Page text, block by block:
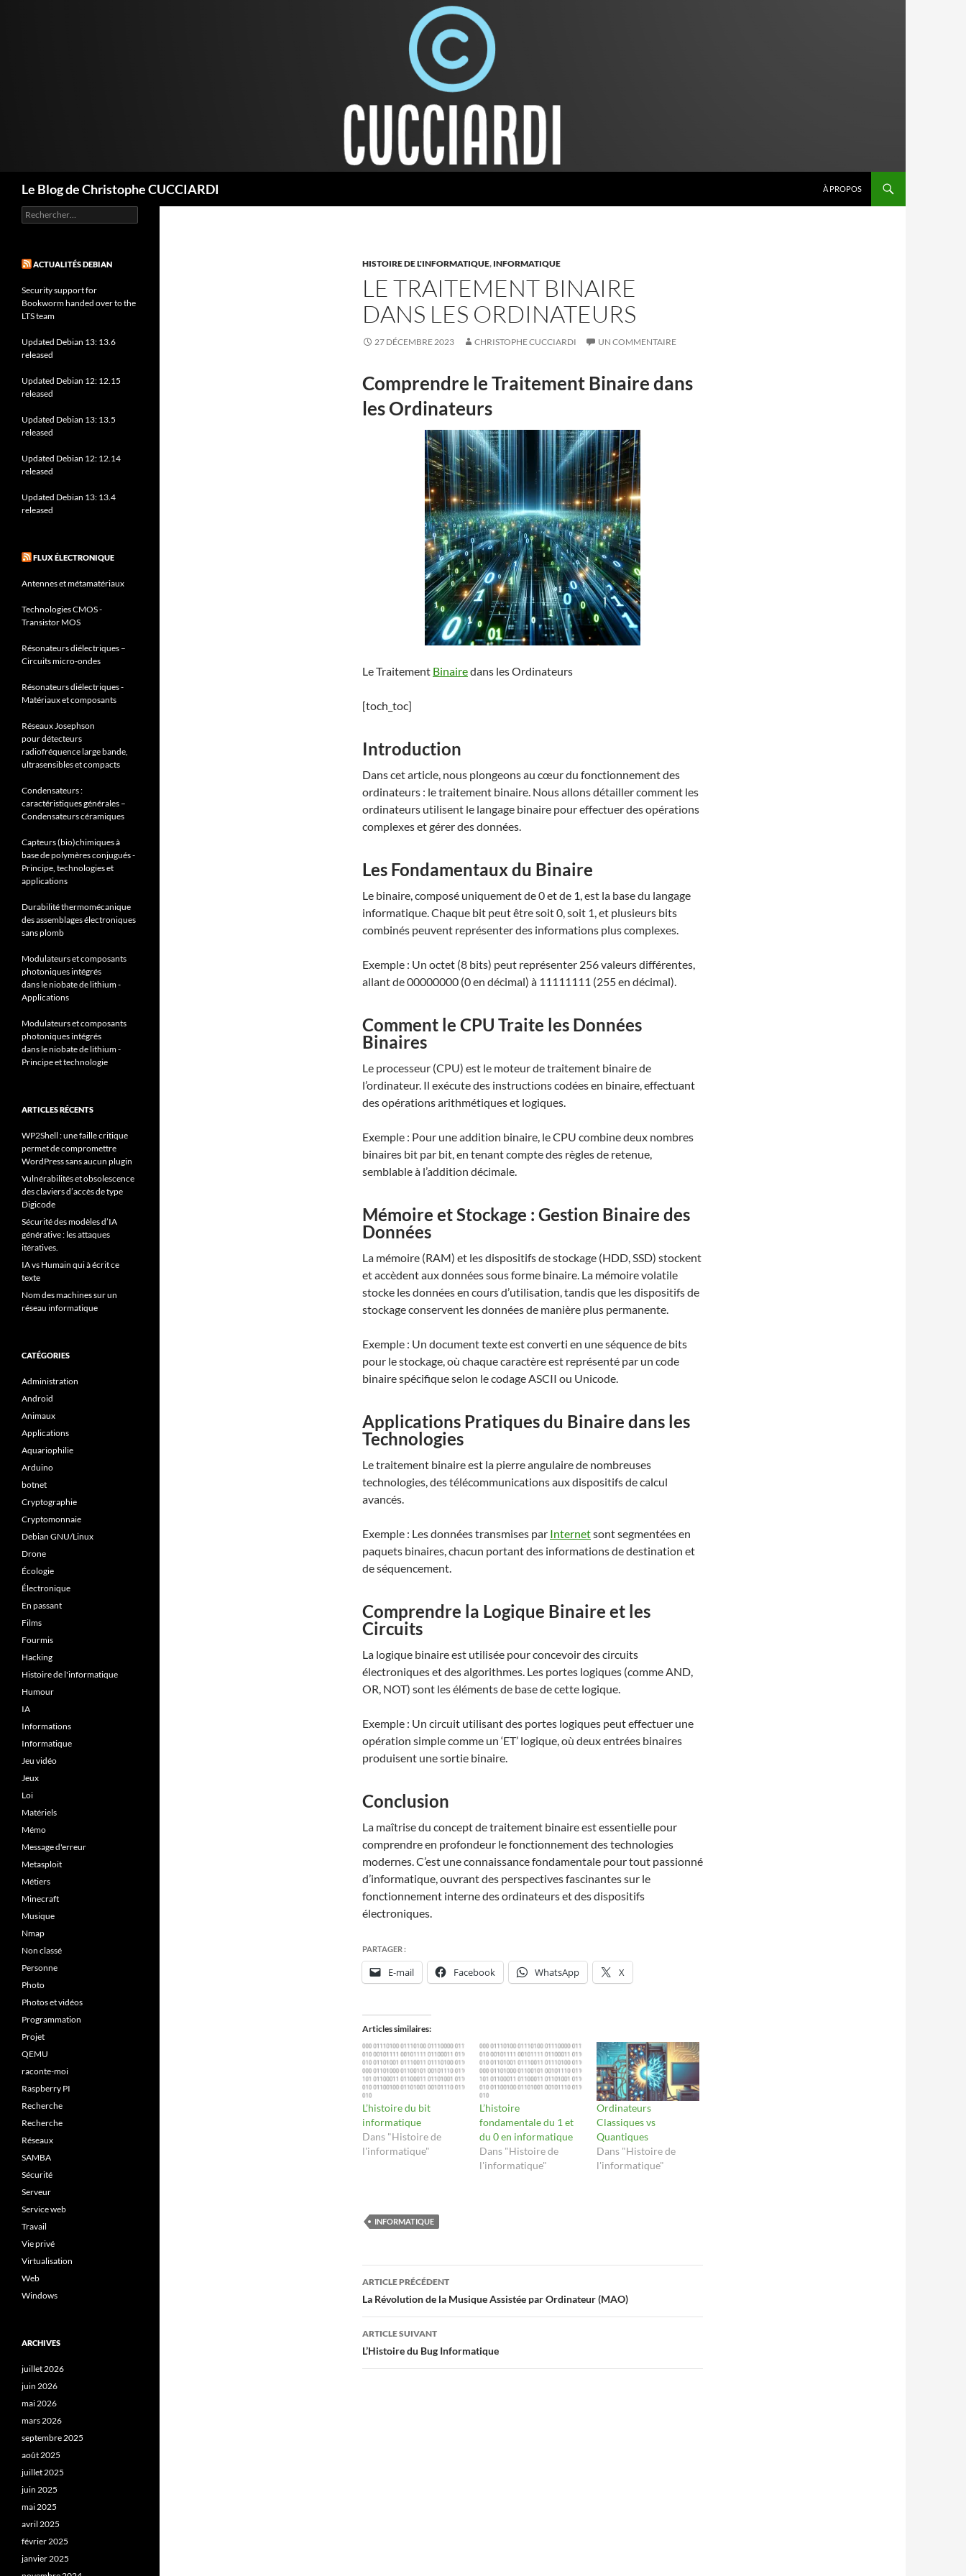
Le Blog de Christophe CUCCIARDI À PROPOS
HISTOIRE DE L'INFORMATIQUE, INFORMATIQUE
LE TRAITEMENT BINAIRE
DANS LES ORDINATEURS
27 DÉCEMBRE 2023 CHRISTOPHE CUCCIARDI UN COMMENTAIRE
Comprendre le Traitement Binaire dans
les Ordinateurs
Le Traitement Binairedans les Ordinateurs
[toch_toc]
Introduction
Dans cet article, nous plongeons au cœur du fonctionnement des
ordinateurs : le traitement binaire. Nous allons détailler comment les
ordinateurs utilisent le langage binaire pour effectuer des opérations
complexes et gérer des données.
Les Fondamentaux du Binaire
Le binaire, composé uniquement de 0 et de 1, est la base du langage
informatique. Chaque bit peut être soit 0, soit 1, et plusieurs bits
combinés peuvent représenter des informations plus complexes.
Exemple : Un octet (8 bits) peut représenter 256 valeurs différentes,
allant de 00000000 (0 en décimal) à 11111111 (255 en décimal).
Comment le CPU Traite les Données
Binaires
Le processeur (CPU) est le moteur de traitement binaire de
l’ordinateur. Il exécute des instructions codées en binaire, effectuant
des opérations arithmétiques et logiques.
Exemple : Pour une addition binaire, le CPU combine deux nombres
binaires bit par bit, en tenant compte des règles de retenue,
semblable à l’addition décimale.
Mémoire et Stockage : Gestion Binaire des
Données
La mémoire (RAM) et les dispositifs de stockage (HDD, SSD) stockent
et accèdent aux données sous forme binaire. La mémoire volatile
stocke les données en cours d’utilisation, tandis que les dispositifs de
stockage conservent les données de manière plus permanente.
Exemple : Un document texte est converti en une séquence de bits
pour le stockage, où chaque caractère est représenté par un code
binaire spécifique selon le codage ASCII ou Unicode.
Applications Pratiques du Binaire dans les
Technologies
Le traitement binaire est la pierre angulaire de nombreuses
technologies, des télécommunications aux dispositifs de calcul
avancés.
Exemple : Les données transmises par Internetsont segmentées en
paquets binaires, chacun portant des informations de destination et
de séquencement.
Comprendre la Logique Binaire et les
Circuits
La logique binaire est utilisée pour concevoir des circuits
électroniques et des algorithmes. Les portes logiques (comme AND,
OR, NOT) sont les éléments de base de cette logique.
Exemple : Un circuit utilisant des portes logiques peut effectuer une
opération simple comme un ‘ET’ logique, où deux entrées binaires
produisent une sortie binaire.
Conclusion
La maîtrise du concept de traitement binaire est essentielle pour
comprendre en profondeur le fonctionnement des technologies
modernes. C’est une connaissance fondamentale pour tout passionné
d’informatique, ouvrant des perspectives fascinantes sur le
fonctionnement interne des ordinateurs et des dispositifs
électroniques.
PARTAGER :
E-mail Facebook WhatsApp X
Articles similaires
L’histoire du bit
informatique
Dans "Histoire de
l'informatique"
L’histoire
fondamentale du 1 et
du 0 en informatique
Dans "Histoire de
l'informatique"
Ordinateurs
Classiques vs
Quantiques
Dans "Histoire de
l'informatique"
INFORMATIQUE
Navigation
des
articles
ARTICLE PRÉCÉDENT
La Révolution de la Musique Assistée par Ordinateur (MAO)
ARTICLE SUIVANT
L’Histoire du Bug Informatique
Rechercher :
ACTUALITÉS DEBIAN
Security support for
Bookworm handed over to the
LTS team
Updated Debian 13: 13.6
released
Updated Debian 12: 12.15
released
Updated Debian 13: 13.5
released
Updated Debian 12: 12.14
released
Updated Debian 13: 13.4
released
FLUX ÉLECTRONIQUE
Antennes et métamatériaux
Technologies CMOS -
Transistor MOS
Résonateurs diélectriques –
Circuits micro-ondes
Résonateurs diélectriques -
Matériaux et composants
Réseaux Josephson
pour détecteurs
radiofréquence large bande,
ultrasensibles et compacts
Condensateurs :
caractéristiques générales –
Condensateurs céramiques
Capteurs (bio)chimiques à
base de polymères conjugués -
Principe, technologies et
applications
Durabilité thermomécanique
des assemblages électroniques
sans plomb
Modulateurs et composants
photoniques intégrés
dans le niobate de lithium -
Applications
Modulateurs et composants
photoniques intégrés
dans le niobate de lithium -
Principe et technologie
ARTICLES RÉCENTS
WP2Shell : une faille critique
permet de compromettre
WordPress sans aucun plugin
Vulnérabilités et obsolescence
des claviers d’accès de type
Digicode
Sécurité des modèles d’IA
générative : les attaques
itératives.
IA vs Humain qui à écrit ce
texte
Nom des machines sur un
réseau informatique
CATÉGORIES
Administration
Android
Animaux
Applications
Aquariophilie
Arduino
botnet
Cryptographie
Cryptomonnaie
Debian GNU/Linux
Drone
Écologie
Électronique
En passant
Films
Fourmis
Hacking
Histoire de l'informatique
Humour
IA
Informations
Informatique
Jeu vidéo
Jeux
Loi
Matériels
Mémo
Message d'erreur
Metasploit
Métiers
Minecraft
Musique
Nmap
Non classé
Personne
Photo
Photos et vidéos
Programmation
Projet
QEMU
raconte-moi
Raspberry PI
Recherche
Recherche
Réseaux
SAMBA
Sécurité
Serveur
Service web
Travail
Vie privé
Virtualisation
Web
Windows
ARCHIVES
juillet 2026
juin 2026
mai 2026
mars 2026
septembre 2025
août 2025
juillet 2025
juin 2025
mai 2025
avril 2025
février 2025
janvier 2025